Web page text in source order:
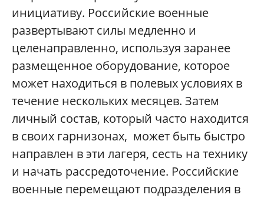
инициативу. Российские военные
развертывают силы медленно и
целенаправленно, используя заранее
размещенное оборудование, которое
может находиться в полевых условиях в
течение нескольких месяцев. Затем
личный состав, который часто находится
в своих гарнизонах, может быть быстро
направлен в эти лагеря, сесть на технику
и начать рассредоточение. Российские
военные перемещают подразделения в